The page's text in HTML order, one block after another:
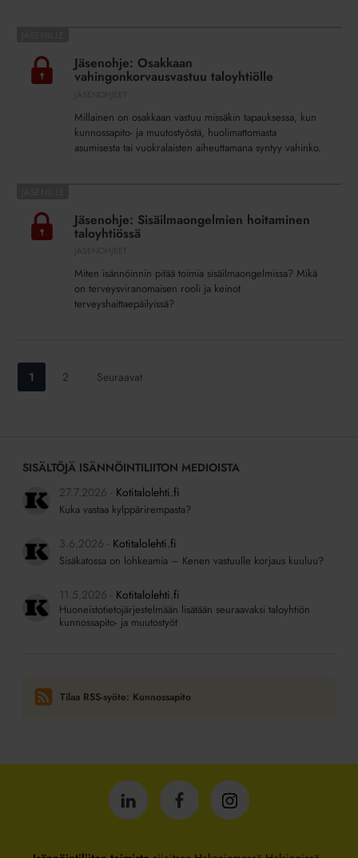
Osakkaan
vahingonkorvausvastuu
taloyhtiölle
Jäsenohje: Osakkaan
vahingonkorvausvastuu taloyhtiölle
Millainen on osakkaan vastuu missäkin tapauksessa, kun
kunnossapito- ja muutostyöstä, huolimattomasta
asumisesta tai vuokralaisten aiheuttamana syntyy vahinko.
Sisäilmaongelmien
hoitaminen
taloyhtiössä
Jäsenohje: Sisäilmaongelmien hoitaminen
taloyhtiössä
Miten isännöinnin pitää toimia sisäilmaongelmissa? Mikä
on terveysviranomaisen rooli ja keinot
terveyshaittaepäilyissä?
Siirry
sivulle:
1
Siirry
2 Seuraavat
SISÄLTÖJÄ ISÄNNÖINTILIITON MEDIOISTA
27.7.2026
Kotitalolehti.fi
Kuka vastaa kylppärirempasta?
3.6.2026 Kotitalolehti.fi
Sisäkatossa on lohkeamia – Kenen vastuulle korjaus kuuluu?
11.5.2026 Kotitalolehti.fi
Huoneistotietojärjestelmään lisätään seuraavaksi taloyhtiön
kunnossapito- ja muutostyöt
Tilaa RSS-syöte: Kunnossapito
Isännöintiliitto
LinkedInissä
Isännöintiliitto
Facebookissa
Isännöintiliitto
Instagrammissa